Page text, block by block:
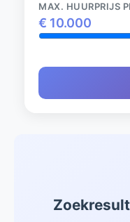
MAX. HUURPRIJS
€ 10.000